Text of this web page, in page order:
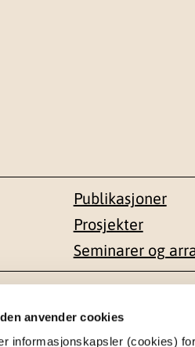
anvender cookies
informasjonskapsler (cookies)
Publikasjoner
Prosjekter
Seminarer og